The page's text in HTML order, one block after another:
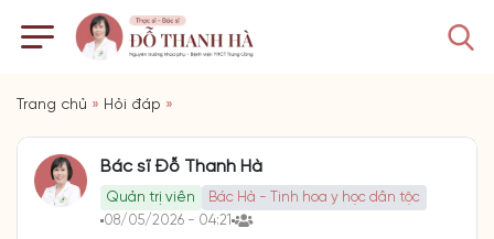
Trang chủ » Hỏi đáp »
Bác sĩ Đỗ Thanh Hà
Quản trị viên
Bác Hà - Tinh hoa y học dân tộc
08/05/2026 - 04:21